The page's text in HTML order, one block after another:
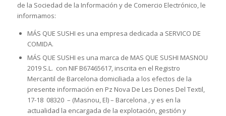
de la Sociedad de la Información y de Comercio Electrónico, le
informamos:
MÁS QUE SUSHI es una empresa dedicada a SERVICO DE
COMIDA.
MÁS QUE SUSHI es una marca de MAS QUE SUSHI MASNOU
2019 S.L. con NIF B67465617, inscrita en el Registro
Mercantil de Barcelona domiciliada a los efectos de la
presente información en Pz Nova De Les Dones Del Textil,
17-18 08320 – (Masnou, El) – Barcelona , y es en la
actualidad la encargada de la explotación, gestión y